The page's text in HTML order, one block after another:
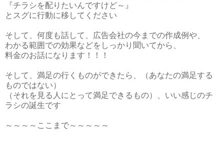
『チラシを配りたいんですけど～』
とスグに行動に移してください
そして、何度も話して、広告会社の今までの作成例や、
わかる範囲での効果などをしっかり聞いてから、
料金のお話になります！！！
そして、満足の行くものができたら、（あなたの満足する
ものではない）
（それを見る人にとって満足できるもの）、いい感じのチ
ラシの誕生です
～～～～ここまで～～～～～